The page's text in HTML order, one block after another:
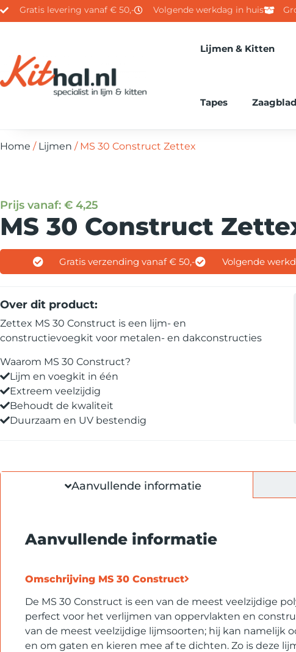
Gratis levering vanaf € 50,- Volgende werkdag in huis
Lijmen & Kitten
Tapes
Home / Lijmen / MS 30 Construct Zettex
Prijs vanaf: € 4,25
MS 30 Construct
Gratis verzending vanaf € 50,- Volgende
Over dit product:
Zettex MS 30 Construct is een lijm- en
constructievoegkit voor metalen- en dakconstructies
Waarom MS 30 Construct?
Lijm en voegkit in één
Extreem veelzijdig
Behoudt de kwaliteit
Duurzaam en UV bestendig
Aanvullende informatie
Aanvullende informatie
Omschrijving MS 30 Construct
De MS 30 Construct is een van de meest veelzijdige
perfect voor het verlijmen van oppervlakten en
van de meest veelzijdige lijmsoorten; hij kan namelijk
en om gaten en kieren mee af te dichten. Zo is deze